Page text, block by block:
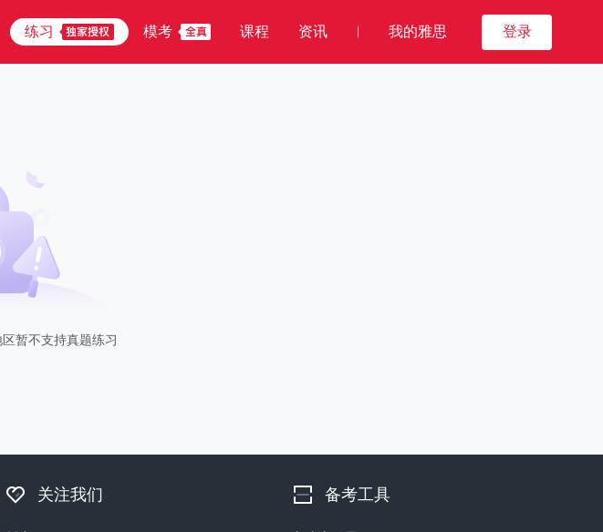
练习 模考 课程 资讯 我的雅思 登录
暂不支持真题练习
关注我们 备考工具